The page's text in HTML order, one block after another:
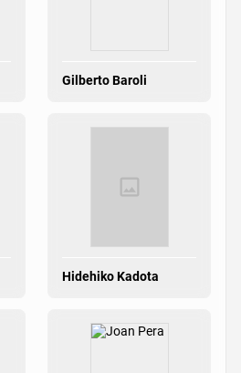
Gilberto Baroli
Hidehiko Kadota